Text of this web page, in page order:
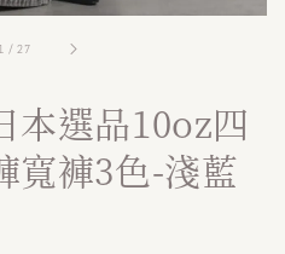
1 /27
本選品10oz四
寬褲3色-淺藍